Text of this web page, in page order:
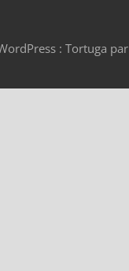
: Tortuga